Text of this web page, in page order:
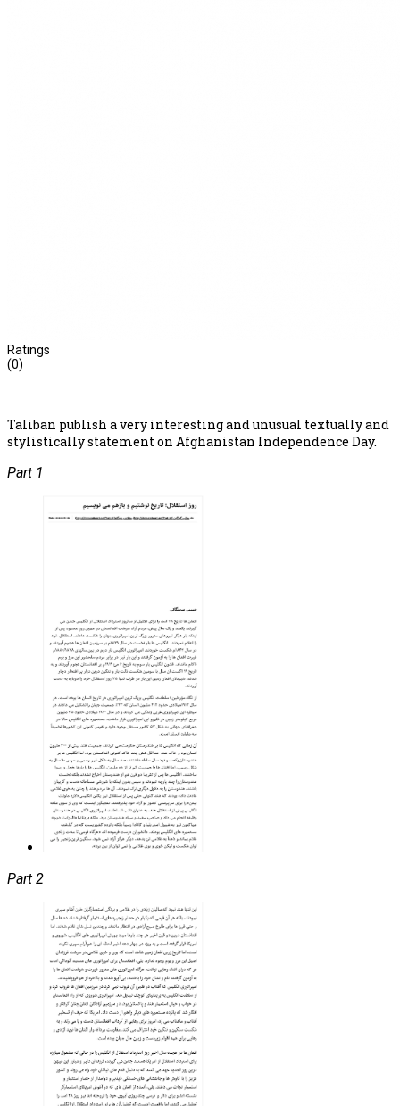
Ratings
(0)
Taliban publish a very interesting and unusual textually and
stylistically statement on Afghanistan Independence Day.
Part 1
Part 2